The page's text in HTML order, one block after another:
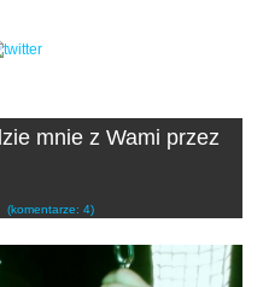
mnie z Wami przez
(komentarze: 4)